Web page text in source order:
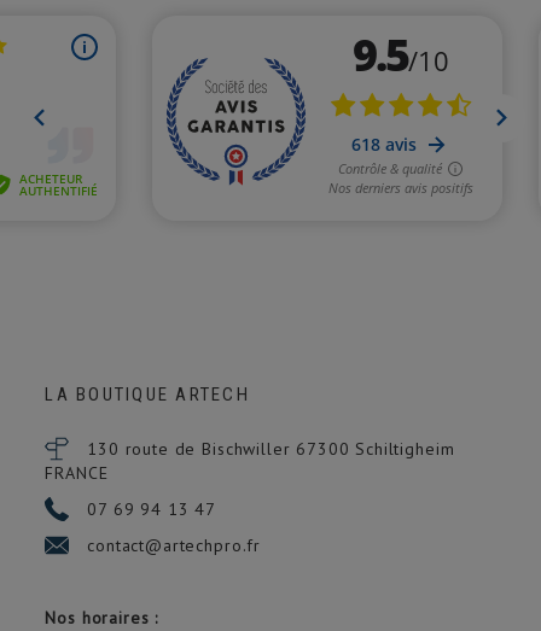
LA BOUTIQUE ARTECH
130 route de Bischwiller 67300 Schiltigheim
FRANCE
07 69 94 13 47
contact@artechpro.fr
Nos horaires :